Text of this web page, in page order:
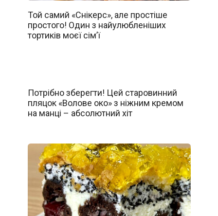
Той самий «Снікерс», але простіше
простого! Один з найулюбленіших
тортиків моєї сім’ї
Потрібно зберегти! Цей старовинний
пляцок «Волове око» з ніжним кремом
на манці – абсолютний хіт